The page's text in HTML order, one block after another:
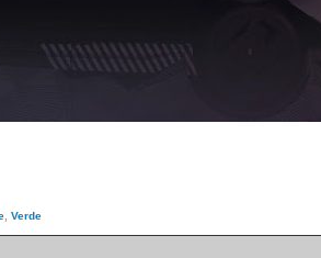
Verde